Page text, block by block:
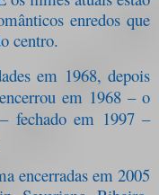
enredos que
centro.
em 1968, depois
em 1968 – o
fechado em 1997 –
encerradas em 2005